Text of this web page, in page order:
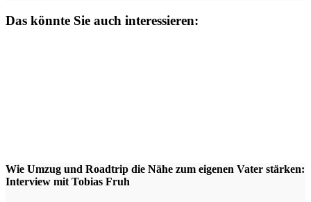
Das könnte Sie auch interessieren:
Wie Umzug und Roadtrip die Nähe zum eigenen Vater stärken:
Interview mit Tobias Fruh